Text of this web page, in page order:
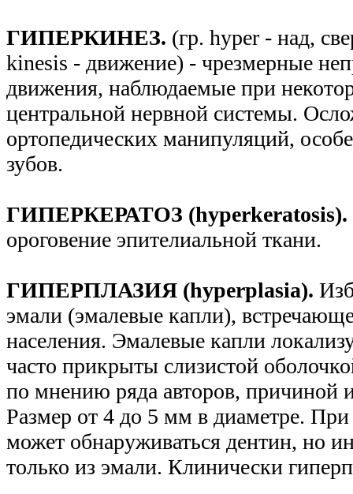
ГИПЕРКИНЕЗ. (гр. hyper - над,
kinesis - движение) - чрезмерные
движения, наблюдаемые при
центральной нервной системы.
ортопедических манипуляций,
зубов.
ГИПЕРКЕРАТОЗ (hyperkeratosis).
ороговение эпителиальной ткани.
ГИПЕРПЛАЗИЯ (hyperplasia).
эмали (эмалевые капли),
населения. Эмалевые капли
часто прикрыты слизистой
по мнению ряда авторов, причиной
Размер от 4 до 5 мм в диаметре. При
может обнаруживаться дентин, но
только из эмали. Клинически